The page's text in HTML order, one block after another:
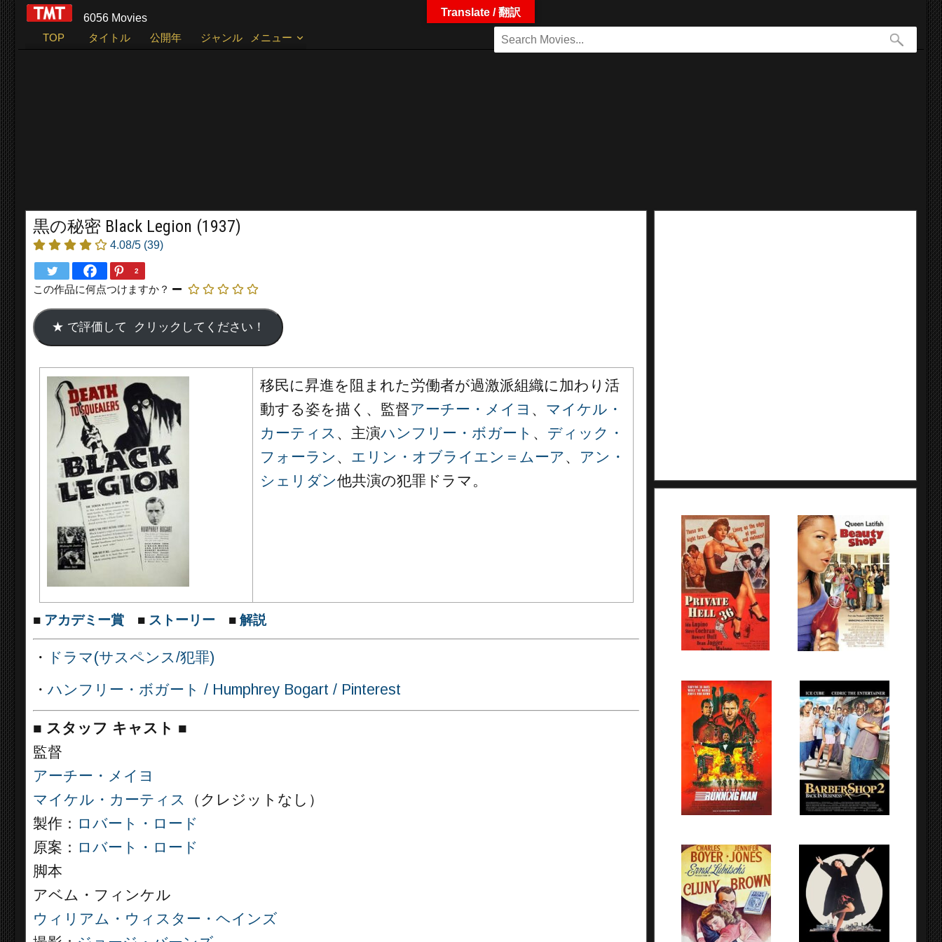
6056 Movies
TOP
タイトル 公開年 ジャンル メニュー
黒の秘密 Black Legion (1937)
4.08/5 (39)
2
この作品に何点つけますか？
移民に昇進を阻まれた労働者が過激派組織に加わり活
動する姿を描く、監督アーチー・メイヨ 、 マイケル・
カーティス 、主演ハンフリー・ボガート 、 ディック・
フォーラン 、 エリン・オブライエン＝ムーア、 アン・
シェリダン他共演の犯罪ドラマ。
■ アカデミー賞 ■ ストーリー ■ 解説
・
ドラマ(サスペンス/犯罪)
・ ハンフリー・ボガート / Humphrey Bogart / Pinterest
■ スタッフ キャスト ■
監督
アーチー・メイヨ
マイケル・カーティス
（クレジットなし）
製作： ロバート・ロード
原案： ロバート・ロード
脚本
アベム・フィンケル
ウィリアム・ウィスター・ヘインズ
Translate / 翻訳